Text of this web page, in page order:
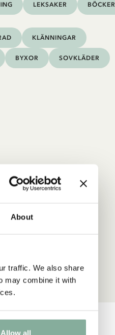
About
traffic. We also share
may combine it with
Allow all
LEKSAKER BÖCKER
KLÄNNINGAR
BYXOR SOVKLÄDER
NYINKOMMET